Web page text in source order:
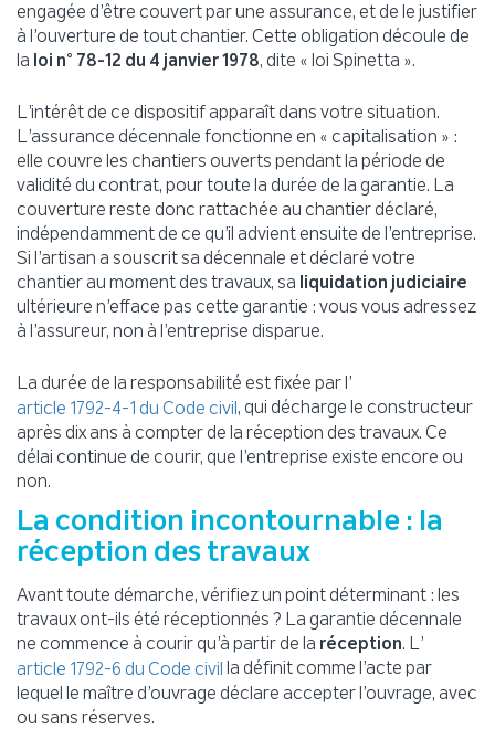
engagée d’être couvert par une assurance, et de le justifier
à l’ouverture de tout chantier. Cette obligation découle de
la loi n° 78-12 du 4 janvier 1978, dite « loi Spinetta ».
L’intérêt de ce dispositif apparaît dans votre situation.
L’assurance décennale fonctionne en « capitalisation » :
elle couvre les chantiers ouverts pendant la période de
validité du contrat, pour toute la durée de la garantie. La
couverture reste donc rattachée au chantier déclaré,
indépendamment de ce qu’il advient ensuite de l’entreprise.
Si l’artisan a souscrit sa décennale et déclaré votre
chantier au moment des travaux, sa liquidation judiciaire
ultérieure n’efface pas cette garantie : vous vous adressez
à l’assureur, non à l’entreprise disparue.
La durée de la responsabilité est fixée par l’
article 1792-4-1 du Code civil, qui décharge le constructeur
après dix ans à compter de la réception des travaux. Ce
délai continue de courir, que l’entreprise existe encore ou
non.
La condition incontournable : la
réception des travaux
Avant toute démarche, vérifiez un point déterminant : les
travaux ont-ils été réceptionnés ? La garantie décennale
ne commence à courir qu’à partir de la réception. L’
article 1792-6 du Code civil la définit comme l’acte par
lequel le maître d’ouvrage déclare accepter l’ouvrage, avec
ou sans réserves.